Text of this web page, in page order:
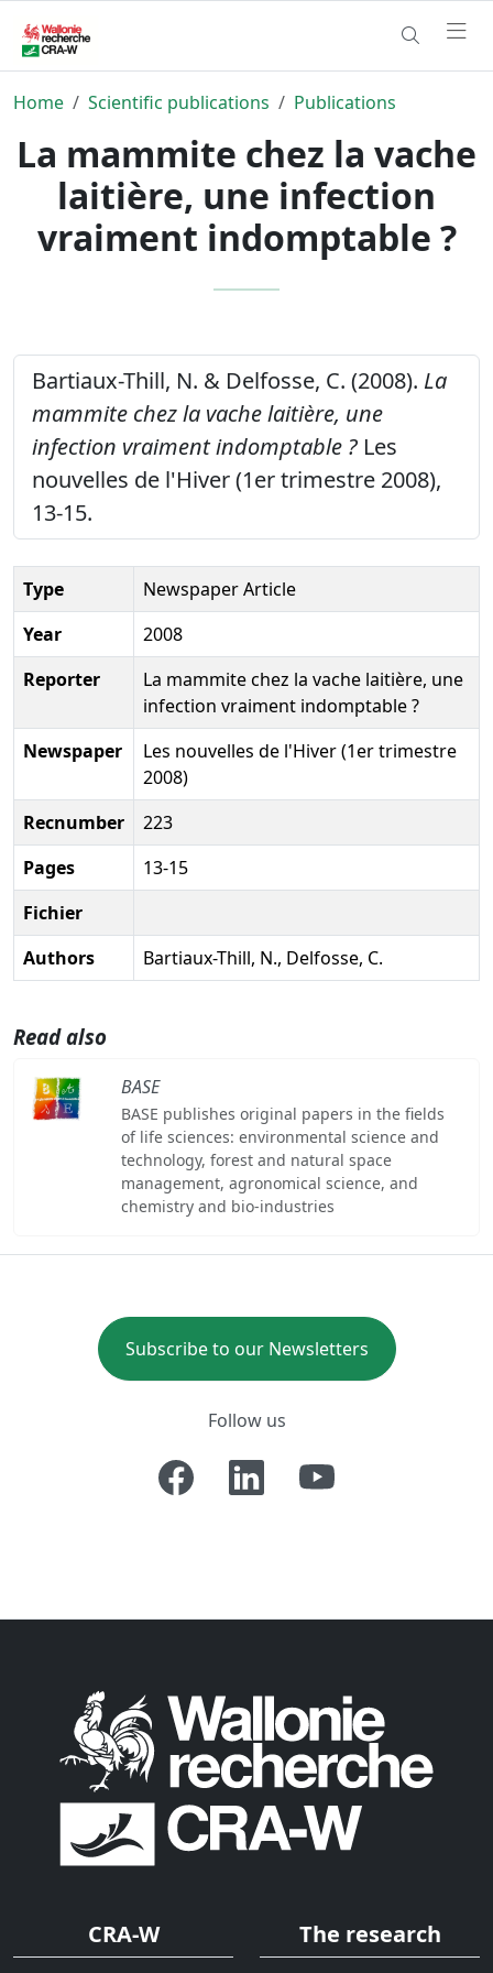
Home Scientific publications Publications
La mammite chez la vache
laitière, une infection
vraiment indomptable ?
Bartiaux-Thill, N. & Delfosse, C. (2008). La
mammite chez la vache laitière, une
infection vraiment indomptable ? Les
nouvelles de l'Hiver (1er trimestre 2008),
13-15.
Type
Newspaper Article
Year
2008
Reporter
La mammite chez la vache laitière, une
infection vraiment indomptable ?
Newspaper
Les nouvelles de l'Hiver (1er trimestre
2008)
Recnumber
223
Pages
13-15
Fichier
Authors
Bartiaux-Thill, N., Delfosse, C.
Read also
BASE
BASE publishes original papers in the fields
of life sciences: environmental science and
technology, forest and natural space
management, agronomical science, and
chemistry and bio-industries
Subscribe to our Newsletters
Follow us
CRA-W The research